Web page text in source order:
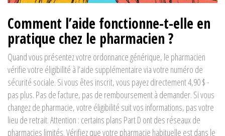
Comment l’aide fonctionne-t-elle en
pratique chez le pharmacien ?
Quand vous présentez votre ordonnance générique, le pharmacien
vérifie votre éligibilité à l’aide supplémentaire via votre numéro de
sécurité sociale. Si vous êtes inscrit, vous payez directement 4,90 $ -
pas plus. Pas de facture, pas de remboursement à demander. Si vous
changez de pharmacie, votre éligibilité suit vos informations, pas votre
lieu de retrait. Attention : certains plans Part D ont des réseaux de
pharmacies limités. Vérifiez que votre pharmacie habituelle est dans le